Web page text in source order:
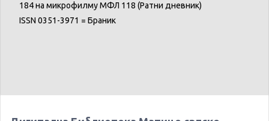
184 на микрофилму МФЛ 118 (Ратни дневник)
ISSN 0351-3971 = Браник